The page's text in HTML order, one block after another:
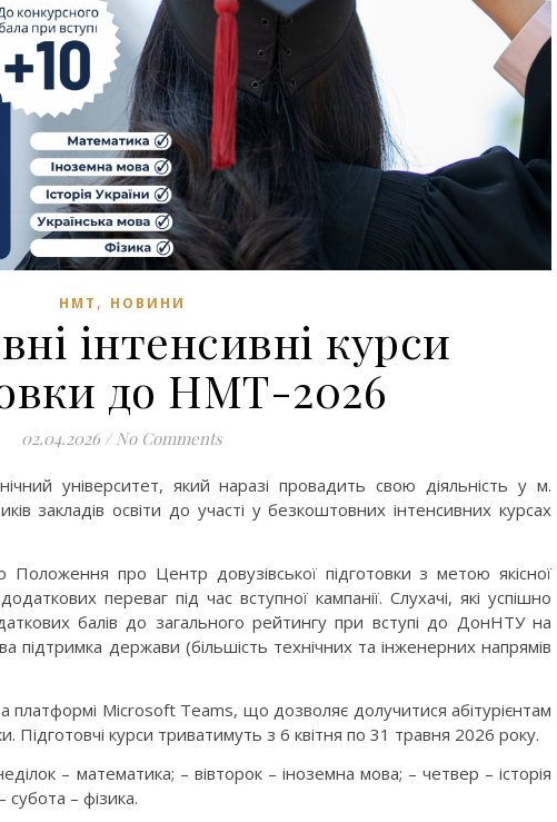
НМТ , НОВИНИ
інтенсивні курси
до НМТ-2026
02.04.2026 / No Comments
університет, який наразі провадить свою діяльність у м.
закладів освіти до участі у безкоштовних інтенсивних курсах
Положення про Центр довузівської підготовки з метою якісної
переваг під час вступної кампанії. Слухачі, які успішно
балів до загального рейтингу при вступі до ДонНТУ на
підтримка держави (більшість технічних та інженерних напрямів
платформі Microsoft Teams, що дозволяє долучитися абітурієнтам
Підготовчі курси триватимуть з 6 квітня по 31 травня 2026 року.
– математика; – вівторок – іноземна мова; – четвер – історія
субота – фізика.